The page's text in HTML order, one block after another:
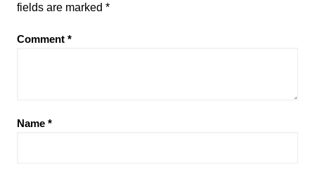
fields are marked *
Comment *
Name *